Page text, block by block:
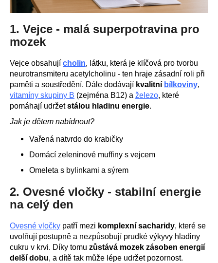
1. Vejce - malá superpotravina pro
mozek
Vejce obsahují cholin, látku, která je klíčová pro tvorbu
neurotransmiteru acetylcholinu - ten hraje zásadní roli při
paměti a soustředění. Dále dodávají kvalitní bílkoviny,
vitamíny skupiny B (zejména B12) a železo, které
pomáhají udržetstálou hladinu energie.
Jak je dětem nabídnout?
Vařená natvrdo do krabičky
Domácí zeleninové muffiny s vejcem
Omeleta s bylinkami a sýrem
2. Ovesné vločky - stabilní energie
na celý den
Ovesné vločky patří mezi komplexní sacharidy, které se
uvolňují postupně a nezpůsobují prudké výkyvy hladiny
cukru v krvi. Díky tomu zůstává mozek zásoben energií
delší dobu, a dítě tak může lépe udržet pozornost.
m
e
MAGTEIN®,
HOŘČÍK
L-
TREONÁT,
90
ROSTLINNÝCH
KAPSLÍ
999
Původně: